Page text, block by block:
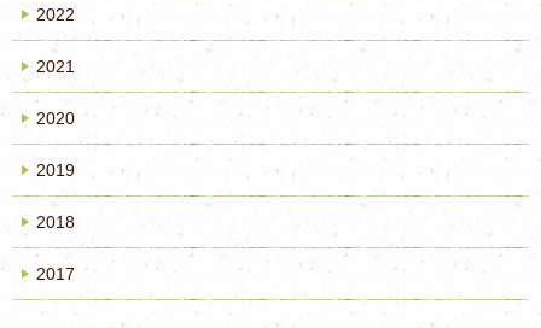
2022
2021
2020
2019
2018
2017